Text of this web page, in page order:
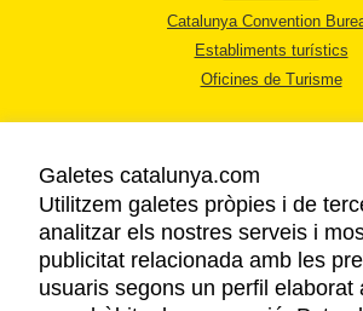
Catalunya Convention
Establiments turístics
Oficines de Turisme
AVÍS LEGAL
POLÍTICA DE PRIVACITAT
Galetes catalunya.com
Utilitzem galetes pròpies i de
analitzar els nostres serveis i
publicitat relacionada amb les
usuaris segons un perfil elaborat